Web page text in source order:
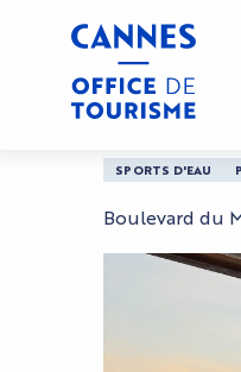
principal
Accueil Plage
Plage
SPORTS D'EAU
Boulevard du